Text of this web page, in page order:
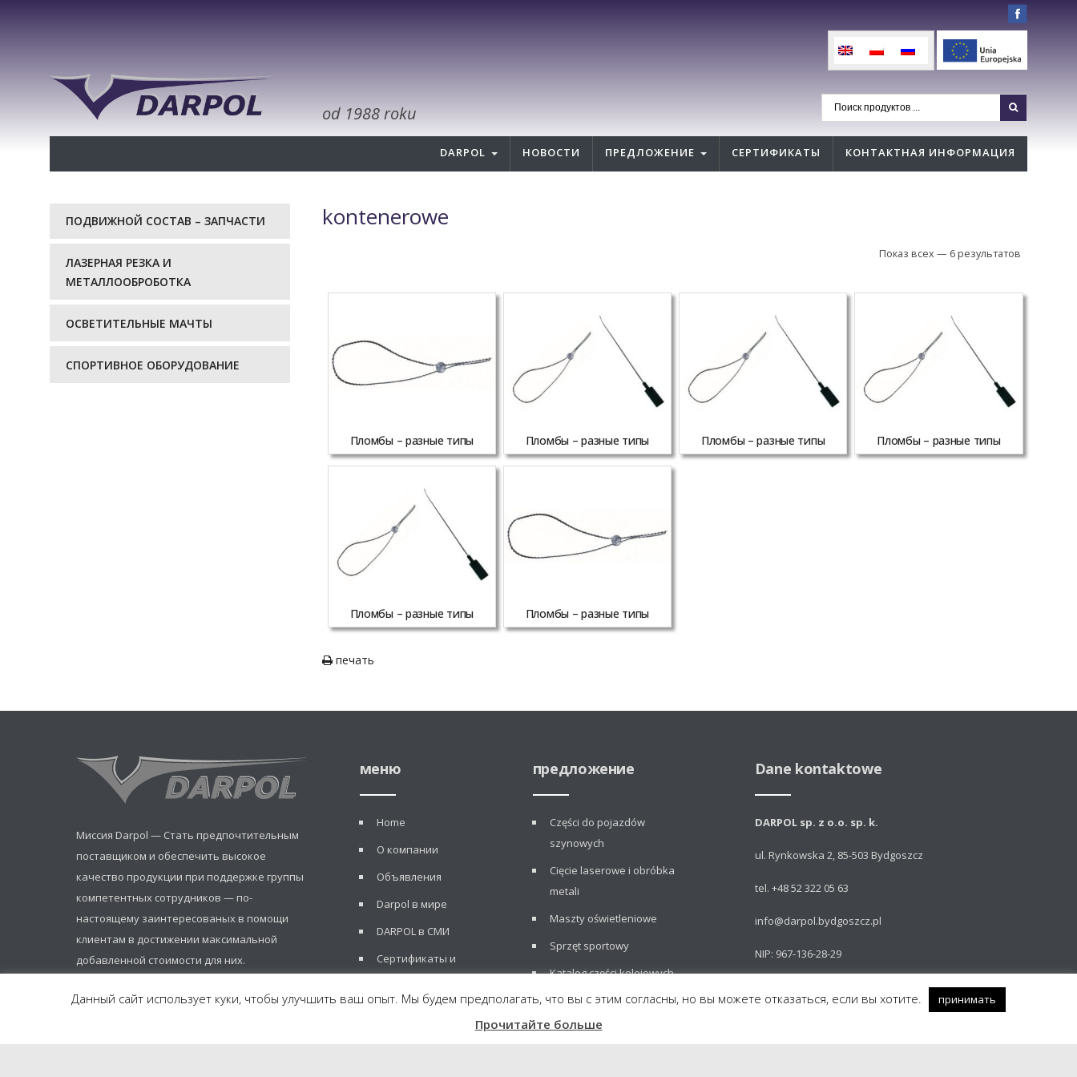
od 1988 roku
DARPOL НОВОСТИ ПРЕДЛОЖЕНИЕ СЕРТИФИКАТЫ КОНТАКТНАЯ ИНФОРМАЦИЯ
kontenerowe
Показ всех — 6 результатов
Пломбы – разные типы Пломбы – разные типы Пломбы – разные типы Пломбы – разные типы
Пломбы – разные типы Пломбы – разные типы
печать
ПОДВИЖНОЙ СОСТАВ – ЗАПЧАСТИ
ЛАЗЕРНАЯ РЕЗКА И
МЕТАЛЛООБРОБОТКА
ОСВЕТИТЕЛЬНЫЕ МАЧТЫ
СПОРТИВНОЕ ОБОРУДОВАНИЕ
Миссия Darpol — Стать предпочтительным
поставщиком и обеспечить высокое
качество продукции при поддержке группы
компетентных сотрудников — по-
настоящему заинтересованых в помощи
клиентам в достижении максимальной
добавленной стоимости для них.
меню
Home
О компании
Объявления
Darpol в мире
DARPOL в СМИ
Сертификаты и
Новости
предложение
Części do pojazdów
szynowych
Cięcie laserowe i obróbka
metali
Maszty oświetleniowe
Sprzęt sportowy
Katalog części kolejowych
Dane kontaktowe
DARPOL sp. z o.o. sp. k.
ul. Rynkowska 2, 85-503 Bydgoszcz
tel. +48 52 322 05 63
info@darpol.bydgoszcz.pl
NIP: 967-136-28-29
Данный сайт использует куки, чтобы улучшить ваш опыт. Мы будем предполагать, что вы с этим согласны, но вы можете отказаться, если вы хотите. принимать
Прочитайте больше